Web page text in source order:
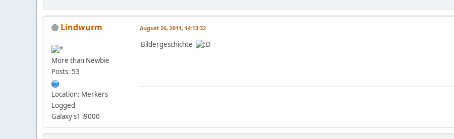
Lindwurm
More than Newbie
Posts: 53
Location: Merkers
Logged
Galaxy s1 i9000
August 26, 2011, 14:13:32
Bildergeschichte